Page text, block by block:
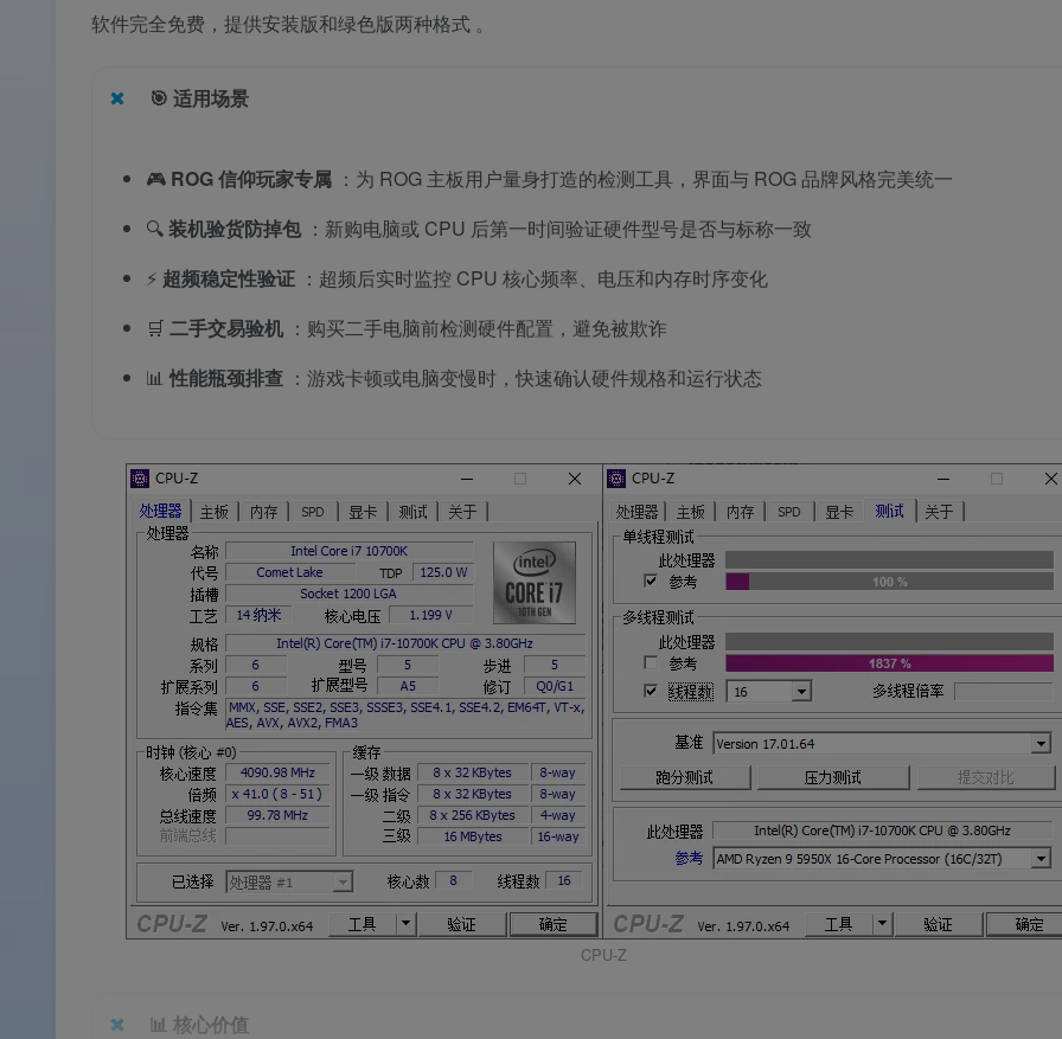
软件完全免费，提供安装版和绿色版两种格式 。
🎯 适用场景
🎮 ROG 信仰玩家专属 ：为 ROG 主板用户量身打造的检测工具，界面与 ROG 品牌风格完美统一
🔍装机验货防掉包 ：新购电脑或 CPU 后第一时间验证硬件型号是否与标称一致
⚡ 超频稳定性验证 ：超频后实时监控 CPU 核心频率、电压和内存时序变化
🛒 二手交易验机 ：购买二手电脑前检测硬件配置，避免被欺诈
📊性能瓶颈排查 ：游戏卡顿或电脑变慢时，快速确认硬件规格和运行状态
CPU-Z
📊 核心价值